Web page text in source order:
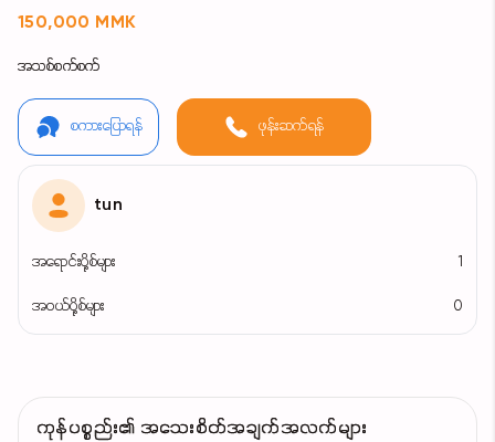
150,000 MMK
အသစ်စက်စက်
စကားပြောရန် ဖုန်းဆက်ရန်
tun
အရောင်းပို့စ်များ
အဝယ်ပို့စ်များ 0
ကုန်ပစ္စည်း၏ အသေးစိတ်အချက်အလက်များ